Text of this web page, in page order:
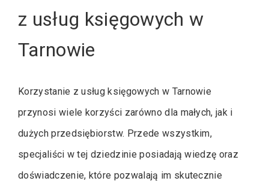
z usług księgowych w
Tarnowie
Korzystanie z usług księgowych w Tarnowie
przynosi wiele korzyści zarówno dla małych, jak i
dużych przedsiębiorstw. Przede wszystkim,
specjaliści w tej dziedzinie posiadają wiedzę oraz
doświadczenie, które pozwalają im skutecznie